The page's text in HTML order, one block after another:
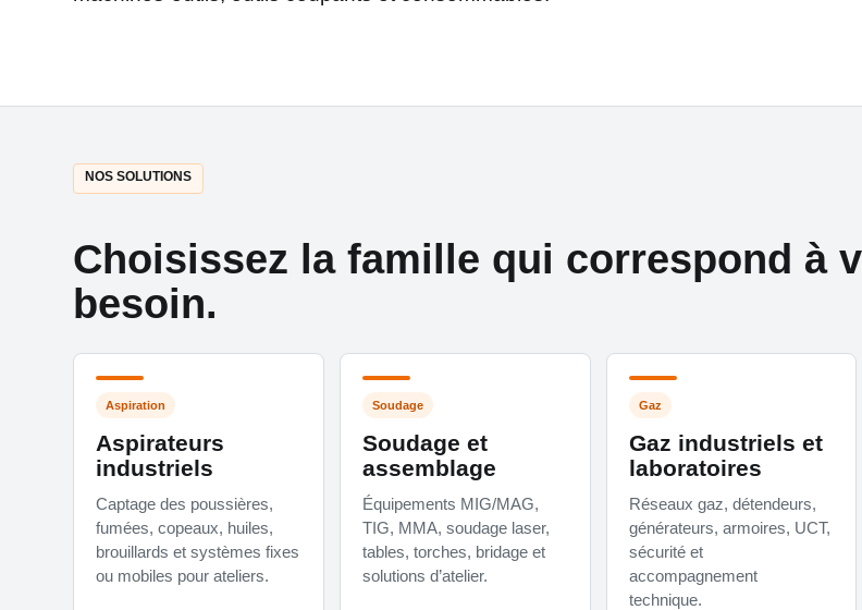
NOS SOLUTIONS
Choisissez la famille qui correspond à
besoin.
Aspiration
Aspirateurs
industriels
Captage des poussières,
fumées, copeaux, huiles,
brouillards et systèmes fixes
ou mobiles pour ateliers.
Soudage
Soudage et
assemblage
Équipements MIG/MAG,
TIG, MMA, soudage laser,
tables, torches, bridage et
solutions d’atelier.
Gaz
Gaz industriels et
laboratoires
Réseaux gaz, détendeurs,
générateurs, armoires, UCT,
sécurité et
accompagnement
technique.